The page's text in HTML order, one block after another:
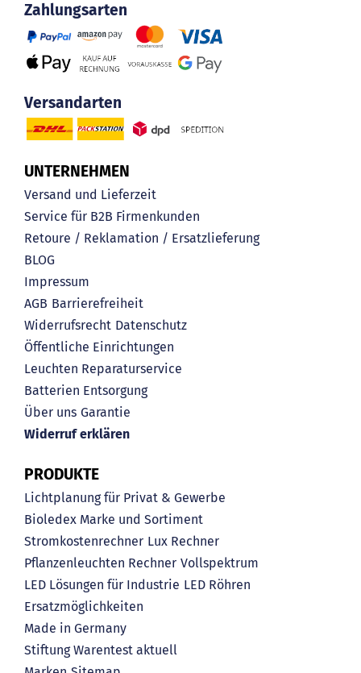
Zahlungsarten
Versandarten
UNTERNEHMEN
Versand und Lieferzeit
Service für B2B Firmenkunden
Retoure / Reklamation / Ersatzlieferung
BLOG
Impressum
AGB Barrierefreiheit
Widerrufsrecht Datenschutz
Öffentliche Einrichtungen
Leuchten Reparaturservice
Batterien Entsorgung
Über uns Garantie
Widerruf erklären
PRODUKTE
Lichtplanung für Privat & Gewerbe
Bioledex Marke und Sortiment
Stromkostenrechner Lux Rechner
Pflanzenleuchten Rechner Vollspektrum
LED Lösungen für Industrie LED Röhren
Ersatzmöglichkeiten
Made in Germany
Stiftung Warentest aktuell